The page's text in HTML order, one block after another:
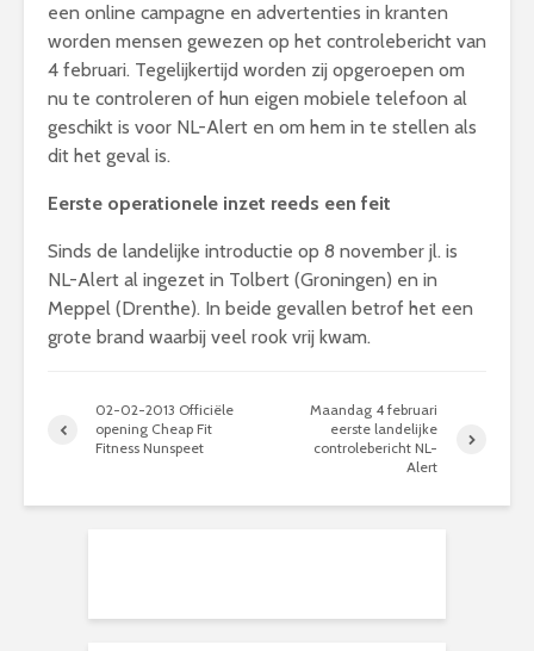
een online campagne en advertenties in kranten
worden mensen gewezen op het controlebericht van
4 februari. Tegelijkertijd worden zij opgeroepen om
nu te controleren of hun eigen mobiele telefoon al
geschikt is voor NL-Alert en om hem in te stellen als
dit het geval is.
Eerste operationele inzet reeds een feit
Sinds de landelijke introductie op 8 november jl. is
NL-Alert al ingezet in Tolbert (Groningen) en in
Meppel (Drenthe). In beide gevallen betrof het een
grote brand waarbij veel rook vrij kwam.
02-02-2013 Officiële
opening Cheap Fit
Fitness Nunspeet
Maandag 4 februari
eerste landelijke
controlebericht NL-
Alert